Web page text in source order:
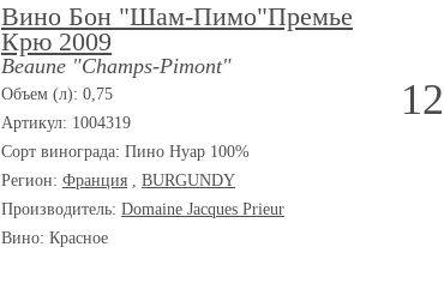
Вино Бон "Шам-Пимо"Премье
Крю 2009
Beaune "Champs-Pimont"
Объем (л): 0,75
Артикул: 1004319
Сорт винограда: Пино Нуар 100%
Регион: Франция , BURGUNDY
Производитель: Domaine Jacques Prieur
Вино: Красное